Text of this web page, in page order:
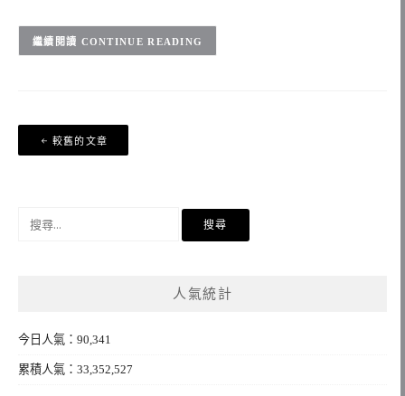
CONTINUE READING
文
章
覽
較舊的文章
人氣統計
今日人氣：90,341
累積人氣：33,352,527